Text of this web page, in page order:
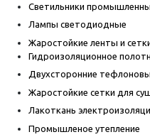
Светильники
Лампы светодиодные
Жаростойкие ленты и
Гидроизоляционное
Двухсторонние
Жаростойкие сетки для
Лакоткань
Промышленое утепление